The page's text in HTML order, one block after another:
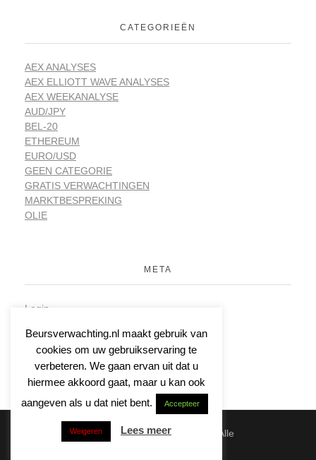
CATEGORIEËN
AEX ANALYSES
AEX ELLIOTT WAVE ANALYSES
AEX WEEKANALYSE
AUD/JPY
BEL-20
ETHEREUM
EURO/USD
GEEN CATEGORIE
GRATIS VERWACHTINGEN
MARKTBESPREKING
OLIE
META
Login
Reacties feed
WordPress.org
© 2026 | Beursverwachting.nl | Alle
Beursverwachting.nl maakt gebruik van
cookies om uw gebruikservaring te
verbeteren. We gaan ervan uit dat u
hiermee akkoord gaat, maar u kan ook
aangeven als u dat niet bent.
Accepteer
Weigeren Lees meer